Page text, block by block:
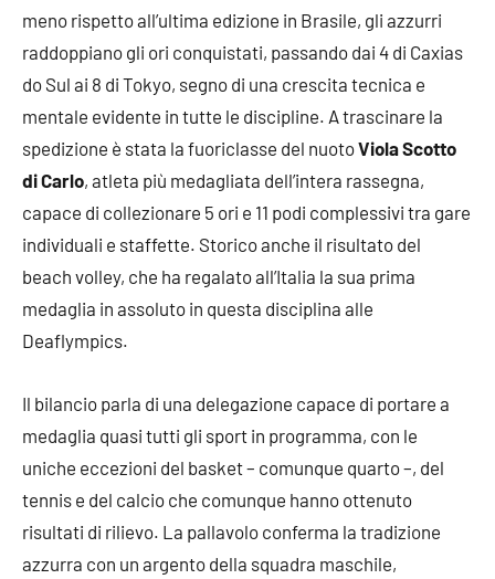
meno rispetto all’ultima edizione in Brasile, gli azzurri
raddoppiano gli ori conquistati, passando dai 4 di Caxias
do Sul ai 8 di Tokyo, segno di una crescita tecnica e
mentale evidente in tutte le discipline. A trascinare la
spedizione è stata la fuoriclasse del nuotoViola Scotto
di Carlo, atleta più medagliata dell’intera rassegna,
capace di collezionare 5 ori e 11 podi complessivi tra gare
individuali e staffette. Storico anche il risultato del
beach volley, che ha regalato all’Italia la sua prima
medaglia in assoluto in questa disciplina alle
Deaflympics.
Il bilancio parla di una delegazione capace di portare a
medaglia quasi tutti gli sport in programma, con le
uniche eccezioni del basket – comunque quarto –, del
tennis e del calcio che comunque hanno ottenuto
risultati di rilievo. La pallavolo conferma la tradizione
azzurra con un argento della squadra maschile,